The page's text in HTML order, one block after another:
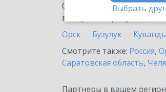
Выбрать
Ознакомьтесь с
внедрение продукта.
Орск
Бузулук
Смотрите также: Россия,
Саратовская область,
Партнеры в вашем